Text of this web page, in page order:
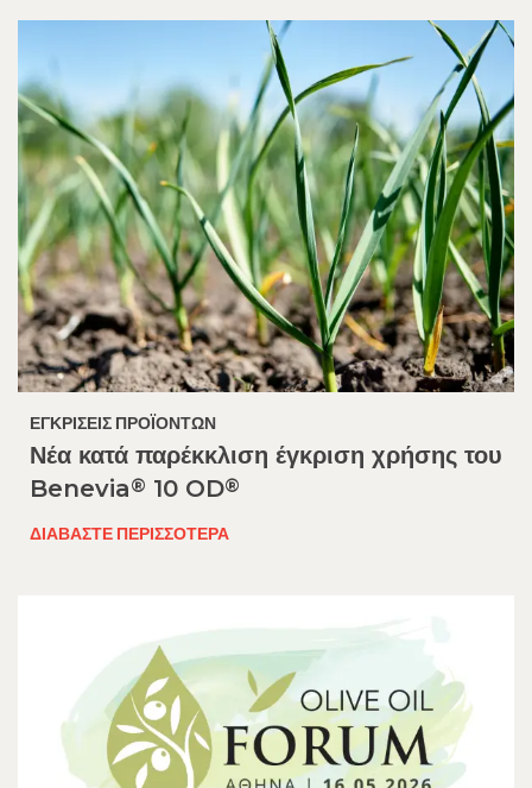
ΕΓΚΡΊΣΕΙΣ ΠΡΟΪΌΝΤΩΝ​
Νέα κατά παρέκκλιση έγκριση χρήσης του
Benevia® 10 OD®
ΔΙΑΒΆΣΤΕ ΠΕΡΙΣΣΌΤΕΡΑ